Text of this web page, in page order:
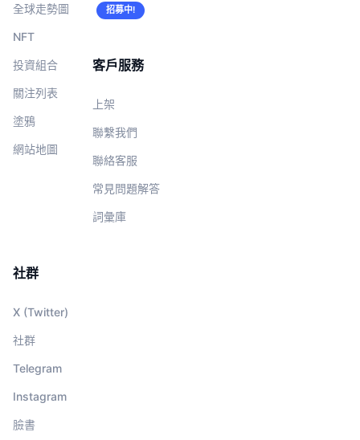
全球走勢圖
NFT
投資組合
關注列表
塗鴉
網站地圖
招募中!
客戶服務
上架
聯繫我們
聯絡客服
常見問題解答
詞彙庫
社群
X (Twitter)
社群
Telegram
Instagram
臉書